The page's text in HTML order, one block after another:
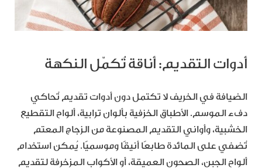
أدوات التقديم: أناقة تُكمّل النكهة
الضيافة في الخريف لا تكتمل دون أدوات تقديم تُحاكي
دفء الموسم. الأطباق الخزفية بألوان ترابية، ألواح التقطيع
الخشبية، وأواني التقديم المصنوعة من الزجاج المعتم
تُضفي على المائدة طابعًا أنيقًا وموسميًا. يُمكن استخدام
ألواح الجبن، الصحون العميقة، أو الأكواب المزخرفة لتقديم